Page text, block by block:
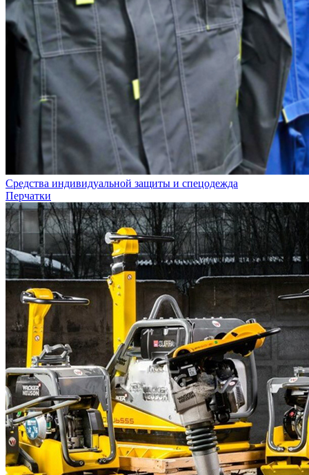
Средства индивидуальной защиты и спецодежда
Перчатки